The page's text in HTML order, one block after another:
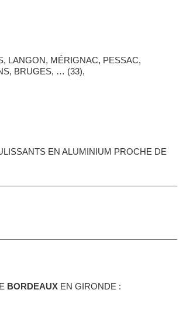
LANGON, MÉRIGNAC, PESSAC,
BRUGES, … (33),
EN ALUMINIUM PROCHE DE
BORDEAUX EN GIRONDE :